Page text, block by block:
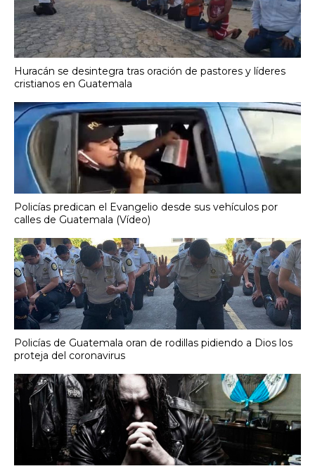
Huracán se desintegra tras oración de pastores y líderes
cristianos en Guatemala
Policías predican el Evangelio desde sus vehículos por
calles de Guatemala (Vídeo)
Policías de Guatemala oran de rodillas pidiendo a Dios los
proteja del coronavirus